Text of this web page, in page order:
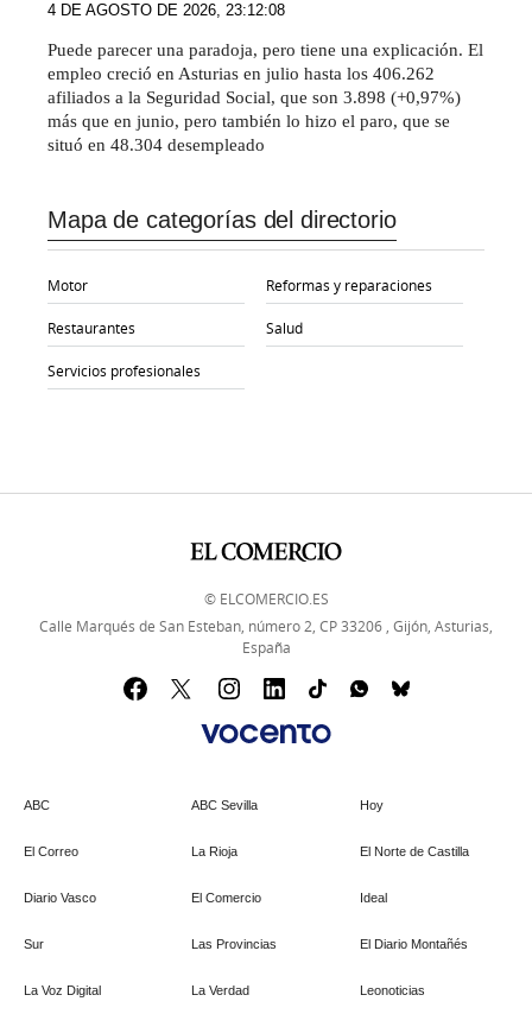
4 DE AGOSTO DE 2026, 23:12:08
Puede parecer una paradoja, pero tiene una explicación. El
empleo creció en Asturias en julio hasta los 406.262
afiliados a la Seguridad Social, que son 3.898 (+0,97%)
más que en junio, pero también lo hizo el paro, que se
situó en 48.304 desempleado
Mapa de categorías del directorio
Motor Reformas y reparaciones
Restaurantes Salud
Servicios profesionales
© ELCOMERCIO.ES
Calle Marqués de San Esteban, número 2, CP 33206 , Gijón, Asturias,
España
ABC ABC Sevilla Hoy
El Correo La Rioja El Norte de Castilla
Diario Vasco El Comercio Ideal
Sur Las Provincias El Diario Montañés
La Voz Digital La Verdad Leonoticias